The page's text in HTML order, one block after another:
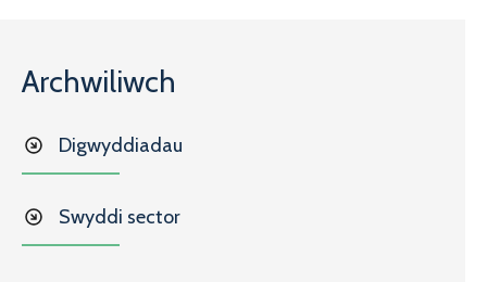
Archwiliwch
Digwyddiadau
Swyddi sector